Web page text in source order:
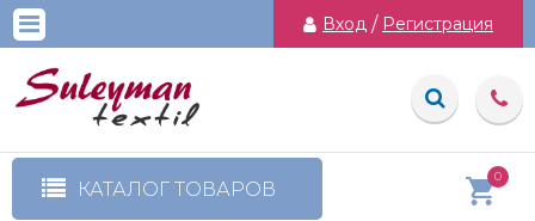
Вход / Регистрация
КАТАЛОГ ТОВАРОВ
0